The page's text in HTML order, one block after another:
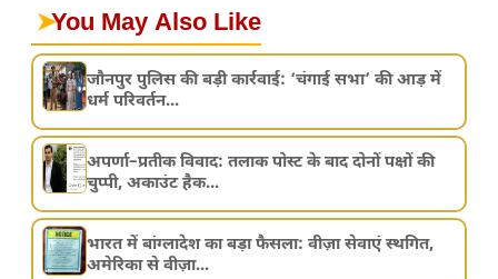
➤You May Also Like
जौनपुर पुलिस की बड़ी कार्रवाई: ‘चंगाई सभा’ की आड़ में
धर्म परिवर्तन...
अपर्णा–प्रतीक विवाद: तलाक पोस्ट के बाद दोनों पक्षों की
चुप्पी, अकाउंट हैक...
भारत में बांग्लादेश का बड़ा फैसला: वीज़ा सेवाएं स्थगित,
अमेरिका से वीज़ा...